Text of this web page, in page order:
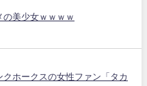
の美少女ｗｗｗｗ
ホークスの女性ファン「タカ